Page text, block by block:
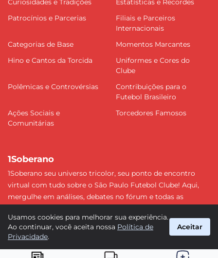
Curiosidades e Tradições
Estatísticas e Recordes
Patrocínios e Parcerias
Filiais e Parceiros
Internacionais
Categorias de Base
Momentos Marcantes
Hino e Cantos da Torcida
Uniformes e Cores do
Clube
Polêmicas e Controvérsias
Contribuições para o
Futebol Brasileiro
Ações Sociais e
Comunitárias
Torcedores Famosos
1Soberano
1Soberano seu universo tricolor, seu ponto de encontro
virtual com tudo sobre o São Paulo Futebol Clube! Aqui,
mergulhe em análises, debates no fórum e todas as
detalhe e faça parte dessa comunidade apaixonada pelo
tricolor paulista. #SPFC #SãoPaulo #1Soberano
Usamos cookies para melhorar sua experiência.
Ao continuar, você aceita nossa Política de
Privacidade.
Aceitar